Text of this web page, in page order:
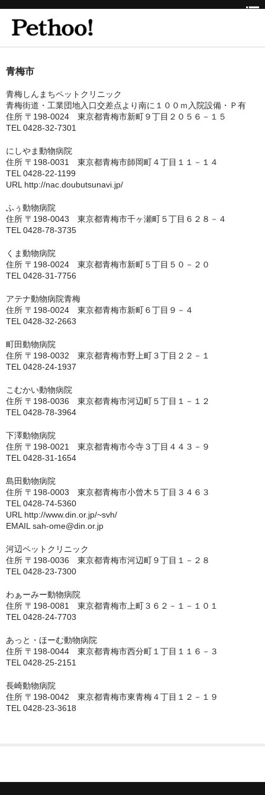
BEAUTY
CLINIC
京都府
京都市
京都市以外
神戸市
神戸市以外
いすみ市
佐倉市
八千代市
八街市
勝浦市
匝瑳市
千葉市
稲毛区
美浜区
花見川区
若葉区
南房総市
印旛郡栄町
君津市
青梅市
青梅しんまちペットクリニック
青梅街道・工業団地入口交差点より南に１００ｍ入院設備・Ｐ有
住所 〒198-0024 東京都青梅市新町９丁目２０５６－１５
TEL 0428-32-7301
にしやま動物病院
住所 〒198-0031 東京都青梅市師岡町４丁目１１－１４
TEL 0428-22-1199
URL http://nac.doubutsunavi.jp/
ふぅ動物病院
住所 〒198-0043 東京都青梅市千ヶ瀬町５丁目６２８－４
TEL 0428-78-3735
くま動物病院
住所 〒198-0024 東京都青梅市新町５丁目５０－２０
TEL 0428-31-7756
アテナ動物病院青梅
住所 〒198-0024 東京都青梅市新町６丁目９－４
TEL 0428-32-2663
町田動物病院
住所 〒198-0032 東京都青梅市野上町３丁目２２－１
TEL 0428-24-1937
こむかい動物病院
住所 〒198-0036 東京都青梅市河辺町５丁目１－１２
TEL 0428-78-3964
下澤動物病院
住所 〒198-0021 東京都青梅市今寺３丁目４４３－９
TEL 0428-31-1654
島田動物病院
住所 〒198-0003 東京都青梅市小曾木５丁目３４６３
TEL 0428-74-5360
URL http://www.din.or.jp/~svh/
EMAIL sah-ome@din.or.jp
河辺ペットクリニック
住所 〒198-0036 東京都青梅市河辺町９丁目１－２８
TEL 0428-23-7300
わぁーみー動物病院
住所 〒198-0081 東京都青梅市上町３６２－１－１０１
TEL 0428-24-7703
あっと・ほーむ動物病院
住所 〒198-0044 東京都青梅市西分町１丁目１１６－３
TEL 0428-25-2151
長崎動物病院
住所 〒198-0042 東京都青梅市東青梅４丁目１２－１９
TEL 0428-23-3618